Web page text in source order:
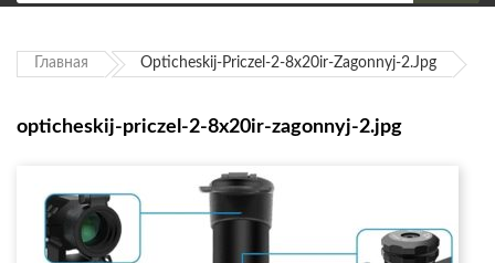
Главная Opticheskij-Priczel-2-8x20ir-Zagonnyj-2.jpg
opticheskij-priczel-2-8x20ir-zagonnyj-2.jpg